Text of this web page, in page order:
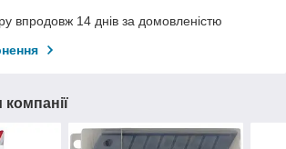
впродовж 14 днів за домовленістю
компанії